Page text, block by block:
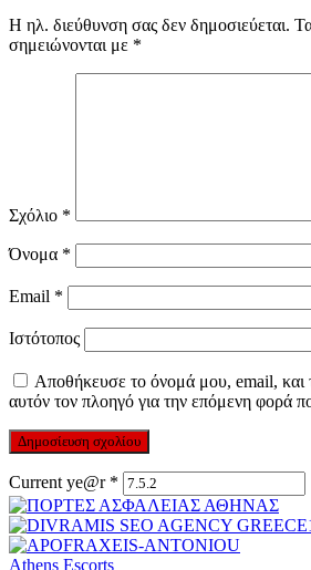
Η ηλ. διεύθυνση σας δεν δημοσιεύεται.
σημειώνονται με *
Σχόλιο *
Όνομα *
Email *
Ιστότοπος
Αποθήκευσε το όνομά μου, email, και
αυτόν τον πλοηγό για την επόμενη φορά
Current ye@r *
Athens Escorts